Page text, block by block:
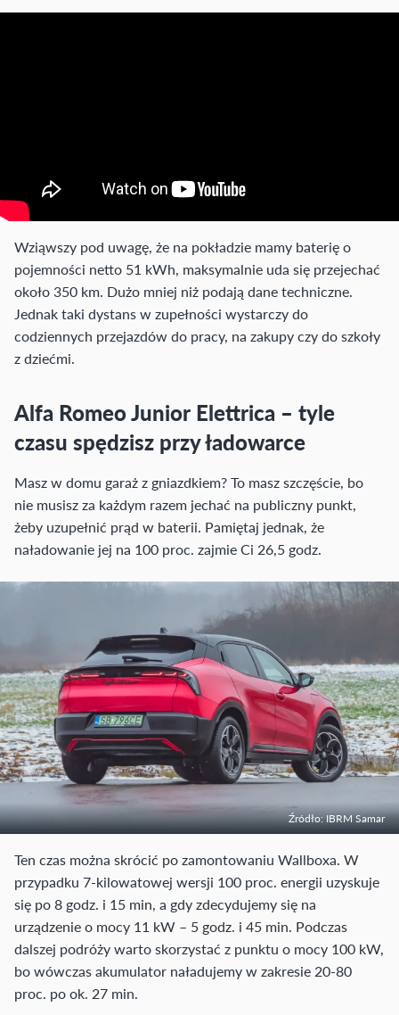
Wziąwszy pod uwagę, że na pokładzie mamy baterię o
pojemności netto 51 kWh, maksymalnie uda się przejechać
około 350 km. Dużo mniej niż podają dane techniczne.
Jednak taki dystans w zupełności wystarczy do
codziennych przejazdów do pracy, na zakupy czy do szkoły
z dziećmi.
Alfa Romeo Junior Elettrica – tyle
czasu spędzisz przy ładowarce
Masz w domu garaż z gniazdkiem? To masz szczęście, bo
nie musisz za każdym razem jechać na publiczny punkt,
żeby uzupełnić prąd w baterii. Pamiętaj jednak, że
naładowanie jej na 100 proc. zajmie Ci 26,5 godz.
Źródło: IBRM Samar
Ten czas można skrócić po zamontowaniu Wallboxa. W
przypadku 7-kilowatowej wersji 100 proc. energii uzyskuje
się po 8 godz. i 15 min, a gdy zdecydujemy się na
urządzenie o mocy 11 kW – 5 godz. i 45 min. Podczas
dalszej podróży warto skorzystać z punktu o mocy 100 kW,
bo wówczas akumulator naładujemy w zakresie 20-80
proc. po ok. 27 min.